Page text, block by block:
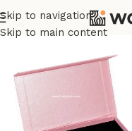
Skip to navigation
Skip to main content